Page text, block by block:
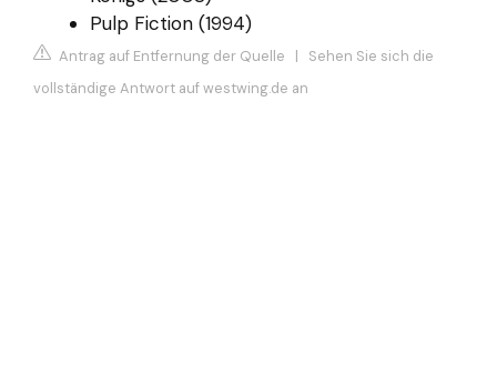
Pulp Fiction (1994)
Antrag auf Entfernung der Quelle | Sehen Sie sich die
vollständige Antwort auf westwing.de an